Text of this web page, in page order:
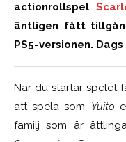
actionrollspel
äntligen fått
PS5-versionen.
När du startar spelet
att spela som, Yuito
familj som är